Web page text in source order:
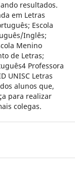
resultados.
em Letras
Escola
Inglês;
Menino
de Letras;
Professora
UNISC Letras
alunos que,
para realizar
colegas.